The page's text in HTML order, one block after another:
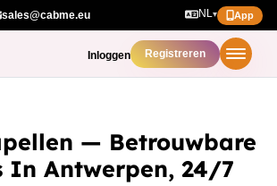
sales@cabme.eu NL▾ App
Inloggen Registreren
— Betrouwbare
In Antwerpen, 24/7